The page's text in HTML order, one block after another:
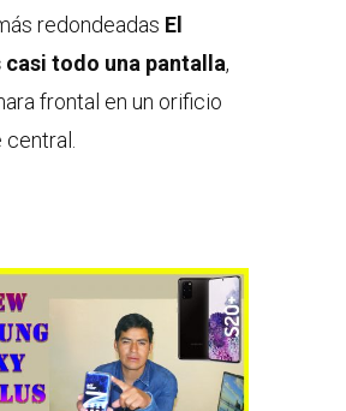
redondeadas El
todo una pantalla,
frontal en un orificio
central.